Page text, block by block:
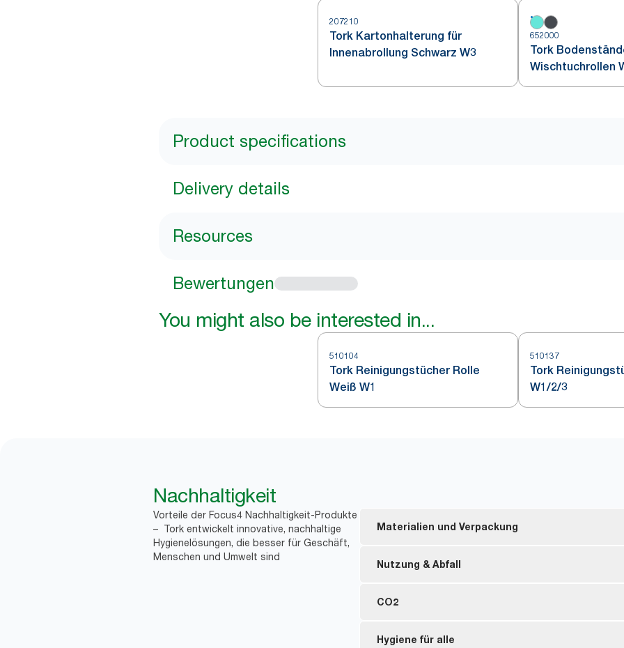
207210
Tork Kartonhalterung für
Innenabrollung Schwarz W3
652000
Tork
Wischtuchrollen
W1
Product specifications
Delivery details
Resources
Bewertungen
You might also be interested in...
510104
Tork Reinigungstücher Rolle
Weiß W1
510137
Tork
W1/2/3
Nachhaltigkeit
Vorteile der Focus4 Nachhaltigkeit-Produkte
– Tork entwickelt innovative, nachhaltige
Hygienelösungen, die besser für Geschäft,
Menschen und Umwelt sind
Materialien und Verpackung
Nachfüllmaterial mit FSC®-Zertifizierung – die
Innenverpackung mit einem Anteil von mindestens
Nutzung & Abfall
Die Tücher können mehrmals verwendet werden,
20 % weniger Verpackungsabfall.
CO2
Seit 2011 haben wir den CO2-Fußabdruck
Hygiene für alle